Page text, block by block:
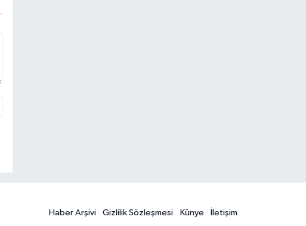
Haber Arşivi Gizlilik Sözleşmesi Künye İletişim